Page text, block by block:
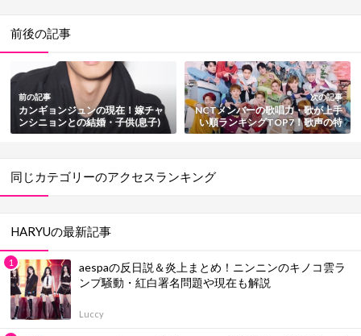
前後の記事
前の記事
カンギョンジュンの現在！嫁チャ
ンシニョンとの結婚・子供(息子)
も総まとめ
次の記事
NCTメンバーの歌唱力・歌が上手
い順ランキングTOP7！歌声の特
徴やソロ動画も徹底紹介【最新
同じカテゴリーのアクセスランキング
HARYUの最新記事
aespaの反日説＆炎上まとめ！ニンニンのキノコ雲ラ
ンプ騒動・紅白署名問題や現在も解説
Luccy